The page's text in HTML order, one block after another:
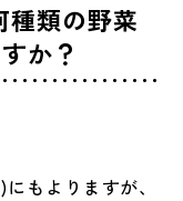
種類の野菜
か？
もよりますが、